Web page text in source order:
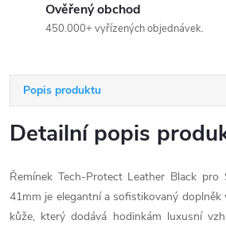
Ověřený obchod
450.000+ vyřízených objednávek.
Popis produktu
Detailní popis
Řemínek Tech-Protect Leather Black pro
41mm je elegantní a sofistikovaný
kůže, který dodává hodinkám luxusní